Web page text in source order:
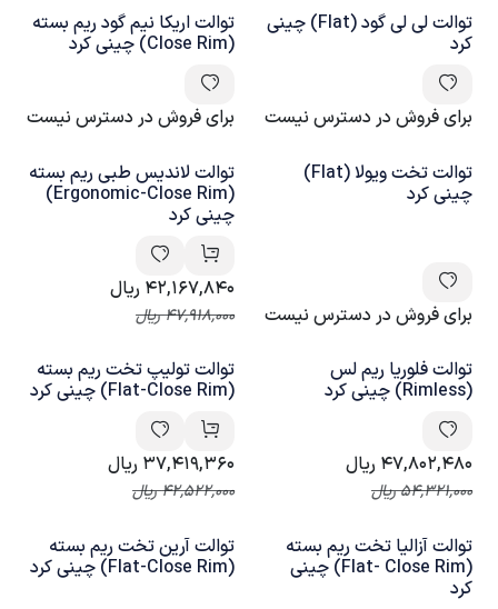
توالت لی لی گود (Flat) چینی
کرد
برای فروش در دسترس نیست
توالت اریکا نیم گود ریم بسته
(Close Rim) چینی کرد
برای فروش در دسترس نیست
توالت تخت ویولا (Flat)
چینی کرد
برای فروش در دسترس نیست
توالت لاندیس طبی ریم بسته
(Ergonomic-Close Rim)
چینی کرد
42,167,840 ریال
47,918,000ریال
توالت فلوریا ریم لس
(Rimless) چینی کرد
47,802,480 ریال
54,321,000ریال
توالت تولیپ تخت ریم بسته
(Flat-Close Rim) چینی کرد
37,419,360 ریال
42,522,000ریال
توالت آزالیا تخت ریم بسته
(Flat- Close Rim) چینی
کرد
توالت آرین تخت ریم بسته
(Flat-Close Rim) چینی کرد